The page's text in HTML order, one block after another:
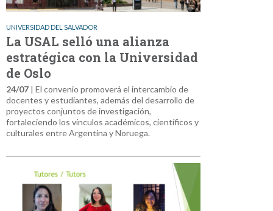
UNIVERSIDAD DEL SALVADOR
La USAL selló una alianza
estratégica con la Universidad
de Oslo
24/07 | El convenio promoverá el intercambio de
docentes y estudiantes, además del desarrollo de
proyectos conjuntos de investigación,
fortaleciendo los vínculos académicos, científicos y
culturales entre Argentina y Noruega.